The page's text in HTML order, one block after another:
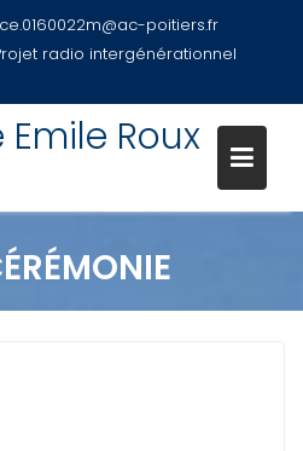
ce.0160022m@ac-poitiers.fr
radio intergénérationnel
Roux